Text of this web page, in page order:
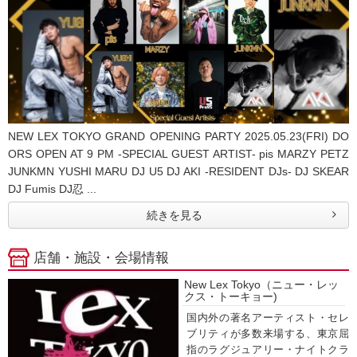
NEW LEX TOKYO GRAND OPENING PARTY 2025.05.23(FRI) DO
ORS OPEN AT 9 PM -SPECIAL GUEST ARTIST- pis MARZY PETZ
JUNKMN YUSHI MARU DJ U5 DJ AKI -RESIDENT DJs- DJ SKEAR
DJ Fumis DJ忍 ...
続きを見る
店舗・施設・会場情報
New Lex Tokyo（ニュー・レッ
クス・トーキョー)
国内外の著名アーティスト・セレ
ブリティが多数来場する、東京屈
指のラグジュアリー・ナイトクラ